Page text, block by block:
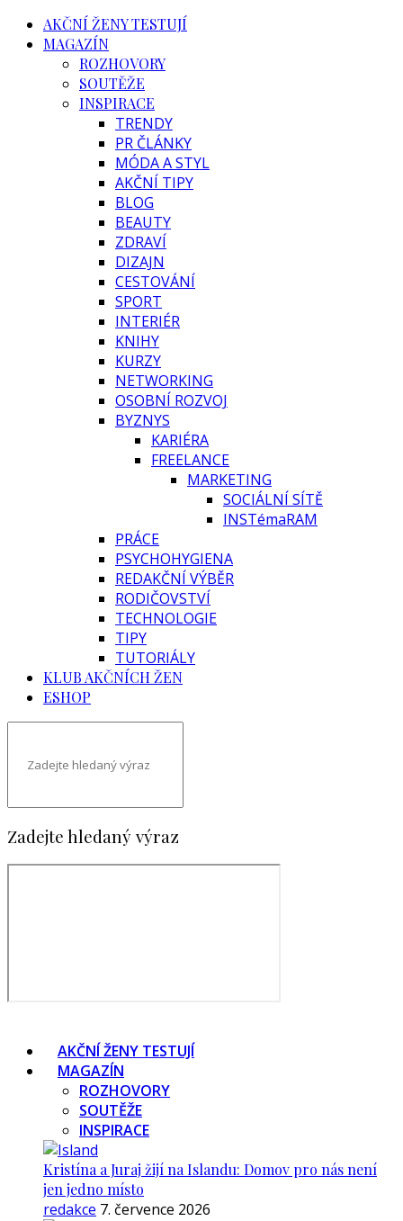
AKČNÍ ŽENY TESTUJÍ
MAGAZÍN
ROZHOVORY
SOUTĚŽE
INSPIRACE
TRENDY
PR ČLÁNKY
MÓDA A STYL
AKČNÍ TIPY
BLOG
BEAUTY
ZDRAVÍ
DIZAJN
CESTOVÁNÍ
SPORT
INTERIÉR
KNIHY
KURZY
NETWORKING
OSOBNÍ ROZVOJ
BYZNYS
KARIÉRA
FREELANCE
MARKETING
SOCIÁLNÍ SÍTĚ
INSTémaRAM
PRÁCE
PSYCHOHYGIENA
REDAKČNÍ VÝBĚR
RODIČOVSTVÍ
TECHNOLOGIE
TIPY
TUTORIÁLY
KLUB AKČNÍCH ŽEN
ESHOP
Zadejte hledaný výraz
AKČNÍ ŽENY TESTUJÍ
MAGAZÍN
ROZHOVORY
SOUTĚŽE
INSPIRACE
Kristína a Juraj žijí na Islandu: Domov pro nás není
jen jedno místo
redakce 7. července 2026